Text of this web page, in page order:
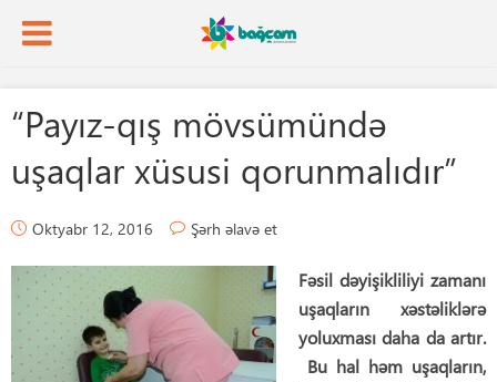
“Payız-qış mövsümündə
uşaqlar xüsusi qorunmalıdır”
Oktyabr 12, 2016 Şərh əlavə et
Fəsil dəyişikliliyi zamanı
uşaqların xəstəliklərə
yoluxması daha da artır.
Bu hal həm uşaqların,